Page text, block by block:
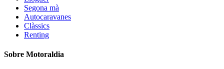
Segona mà
Autocaravanes
Clàssics
Renting
Sobre Motoraldia